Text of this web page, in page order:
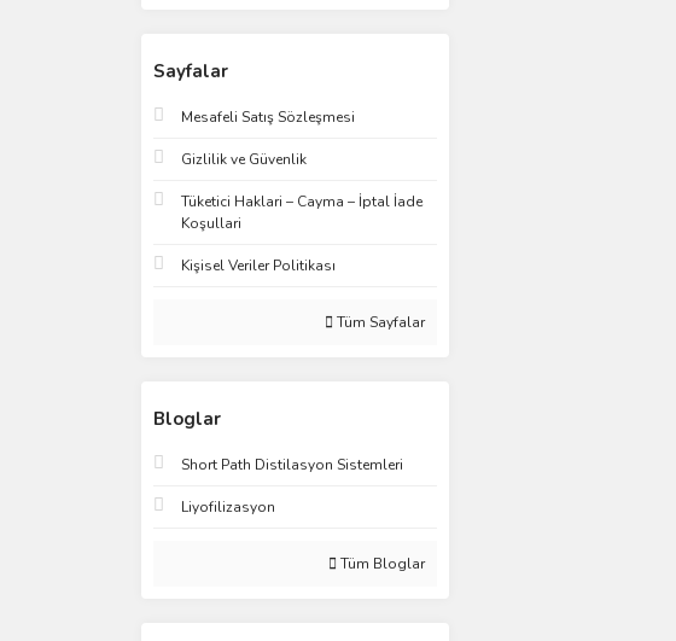
Sayfalar
Mesafeli Satış Sözleşmesi
Gizlilik ve Güvenlik
Tüketici Haklari – Cayma – İptal İade
Koşullari
Kişisel Veriler Politikası
Tüm Sayfalar
Bloglar
Short Path Distilasyon Sistemleri
Liyofilizasyon
Tüm Bloglar